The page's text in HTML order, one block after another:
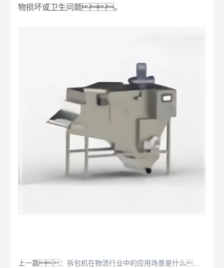
物损坏或卫生问题。
上一篇：拆包机在物流行业中的应用场景是什么？